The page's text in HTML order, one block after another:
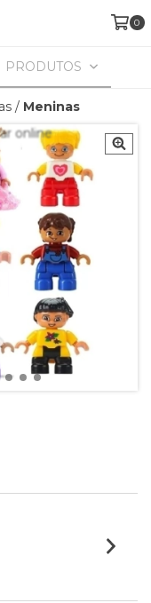
0
PRODUTOS
/ Meninas